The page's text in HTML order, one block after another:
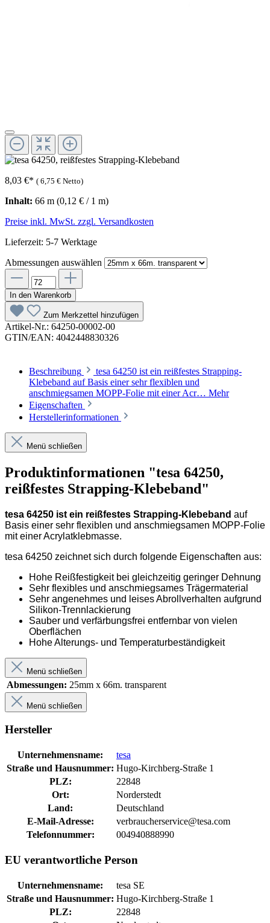
8,03 €* ( 6,75 € Netto)
Inhalt: 66 m (0,12 € / 1 m)
Preise inkl. MwSt. zzgl. Versandkosten
Lieferzeit: 5-7 Werktage
Abmessungen auswählen
In den Warenkorb
Zum Merkzettel hinzufügen
Artikel-Nr.: 64250-00002-00
GTIN/EAN: 4042448830326
Beschreibung
tesa 64250 ist ein reißfestes Strapping-
Klebeband auf Basis einer sehr flexiblen und
anschmiegsamen MOPP-Folie mit einer Acr… Mehr
Eigenschaften
Herstellerinformationen
Menü schließen
Produktinformationen "tesa 64250,
reißfestes Strapping-Klebeband"
tesa 64250 ist ein reißfestes Strapping-Klebeband auf
Basis einer sehr flexiblen und anschmiegsamen MOPP-Folie
mit einer Acrylatklebmasse.
tesa 64250 zeichnet sich durch folgende Eigenschaften aus:
Hohe Reißfestigkeit bei gleichzeitig geringer Dehnung
Sehr flexibles und anschmiegsames Trägermaterial
Sehr angenehmes und leises Abrollverhalten aufgrund
Silikon-Trennlackierung
Sauber und verfärbungsfrei entfernbar von vielen
Oberflächen
Hohe Alterungs- und Temperaturbeständigkeit
Menü schließen
Abmessungen: 25mm x 66m. transparent
Menü schließen
Hersteller
Unternehmensname:
tesa
Straße und Hausnummer: Hugo-Kirchberg-Straße 1
PLZ:
22848
Ort:
Norderstedt
Land:
Deutschland
E-Mail-Adresse:
verbraucherservice@tesa.com
Telefonnummer:
004940888990
EU verantwortliche Person
Unternehmensname:
tesa SE
Straße und Hausnummer: Hugo-Kirchberg-Straße 1
PLZ:
22848